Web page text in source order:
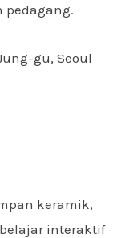
pedagang.
gu, Seoul
keramik,
interaktif